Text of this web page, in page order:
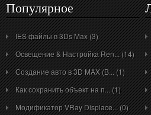
Популярное
IES файлы в 3Ds Max (3)
Освещение & Настройка Ren... (14)
Создание авто в 3D MAX (B... (1)
Как сохранить объект на п... (1)
Модификатор VRay Displace... (0)